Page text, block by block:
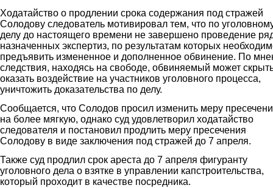
Ходатайство о продлении срока содержания под стражей
Солодову следователь мотивировал тем, что по
делу до настоящего времени не завершено проведение
назначенных экспертиз, по результатам которых
предъявить измененное и дополненное обвинение. По
следствия, находясь на свободе, обвиняемый может
оказать воздействие на участников уголовного процесса,
уничтожить доказательства по делу.
Сообщается, что Солодов просил изменить меру
на более мягкую, однако суд удовлетворил ходатайство
следователя и постановил продлить меру пресечения
Солодову в виде заключения под стражей до 7 апреля.
Также суд продлил срок ареста до 7 апреля фигуранту
уголовного дела о взятке в управлении капстроительства,
который проходит в качестве посредника.